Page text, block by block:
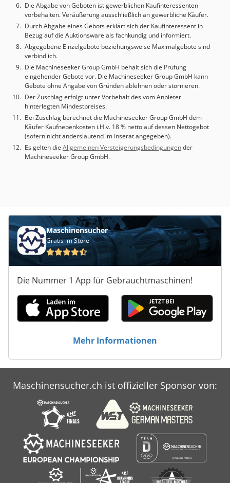
Die Abgabe von Geboten ist gewerblichen Kaufinteressenten
vorbehalten. Veräußerung ausschließlich an gewerbliche Käufer.
Durch Abgabe eines Gebots erklärt sich der Kaufinteressent in
Bezug auf die Auktionsware als fachkundig und informiert.
Abgegebene Einzelgebote beziehungsweise Maximalgebote sind
verbindlich.
Die Machineseeker Group GmbH behält sich die Prüfung
eingehender Gebote vor. Die Machineseeker Group GmbH kann
Gebote ohne Angabe von Gründen ablehnen oder stornieren.
Der Zuschlag erfolgt unter Vorbehalt des vom Anbieter
hinterlegten Mindestpreises.
Bei Zuschlag berechnet die Machineseeker Group GmbH dem
Käufer Kaufnebenkosten i.H.v. 18 % netto auf dessen Nettogebot
(sofern nicht anderslautend im Inserat angegeben).
Es gelten die Allgemeinen Versteigerungsbedingungender
Machineseeker Group GmbH.
Maschinensucher
Gratis im Store
Die Nummer 1 App für Gebrauchtmaschinen!
Mehr Informationen
Maschinensucher.ch ist offizieller Sponsor von: